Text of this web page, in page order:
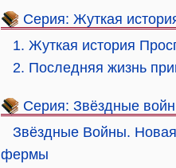
Серия: Жуткая
1. Жуткая история
2. Последняя жизнь
Серия: Звёздные
Звёздные Войны.
фермы